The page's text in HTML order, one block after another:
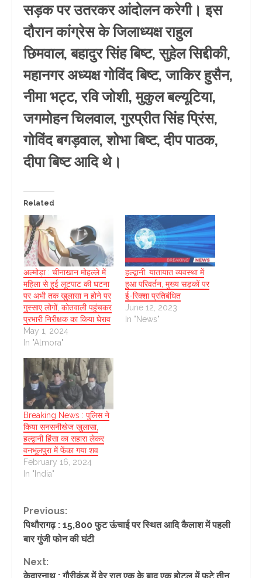
सड़क पर उतरकर आंदोलन करेगी। इस
दौरान कांग्रेस के जिलाध्यक्ष राहुल
छिमवाल, बहादुर सिंह बिष्ट, सुहेल सिद्दीकी,
महानगर अध्यक्ष गोविंद बिष्ट, जाकिर हुसैन,
नीमा भट्ट, रवि जोशी, मुकुल बल्यूटिया,
जगमोहन चिलवाल, गुरप्रीत सिंह प्रिंस,
गोविंद बगड़वाल, शोभा बिष्ट, दीप पाठक,
दीपा बिष्ट आदि थे।
Related
अल्मोड़ा : चीनाखान मोहल्ले में
महिला से हुई लूटपाट की घटना
पर अभी तक खुलासा न होने पर
गुस्साए लोगों, कोतवाली पहुंचकर
प्रभारी निरीक्षक का किया घेराव
May 1, 2024
In "Almora"
हल्द्वानी: यातायात व्यवस्था में
हुआ परिवर्तन, मुख्य सड़कों पर
ई-रिक्शा प्रतिबंधित
June 12, 2023
In "News"
Breaking News : पुलिस ने
किया सनसनीखेज खुलासा,
हल्द्वानी हिंसा का सहारा लेकर
वनभूलपुरा में फेंका गया शव
February 16, 2024
In "India"
Continue
Reading
Previous:
पिथौरागढ़ : 15,800 फुट ऊंचाई पर स्थित आदि कैलाश में पहली
बार गुंजी फोन की घंटी
Next: